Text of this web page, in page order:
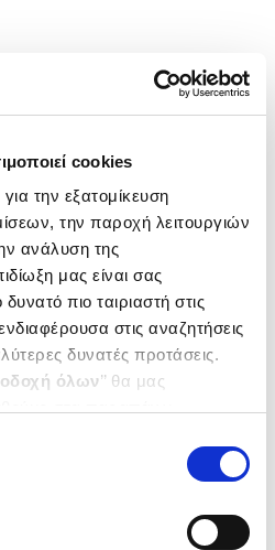
cookies
την εξατομίκευση
την παροχή λειτουργιών
ανάλυση της
μας είναι σας
πιο ταιριαστή στις
στις αναζητήσεις
δυνατές προτάσεις.
όλων’’ θα μας
από τα παρακάτω με την
να ενημερωθείτε σχετικά με